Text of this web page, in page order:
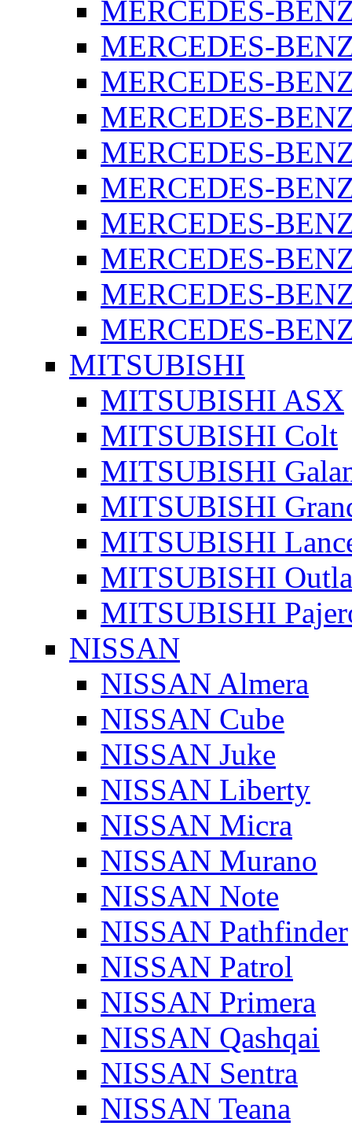
MERCEDES-
MERCEDES-
MERCEDES-
MERCEDES-
MERCEDES-
MERCEDES-
MERCEDES-
MERCEDES-
MERCEDES-
MERCEDES-
MITSUBISHI
MITSUBISHI ASX
MITSUBISHI Colt
MITSUBISHI
MITSUBISHI
MITSUBISHI
MITSUBISHI
MITSUBISHI
NISSAN
NISSAN Almera
NISSAN Cube
NISSAN Juke
NISSAN Liberty
NISSAN Micra
NISSAN Murano
NISSAN Note
NISSAN Pathfinder
NISSAN Patrol
NISSAN Primera
NISSAN Qashqai
NISSAN Sentra
NISSAN Teana